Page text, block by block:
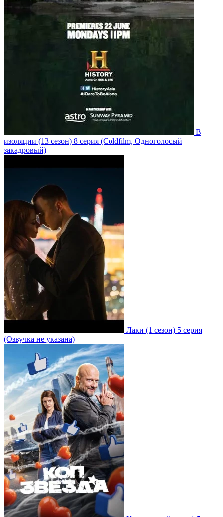
В
изоляции (13 сезон) 8 серия (Coldfilm, Одноголосый
закадровый)
Лаки (1 сезон) 5 серия
(Озвучка не указана)